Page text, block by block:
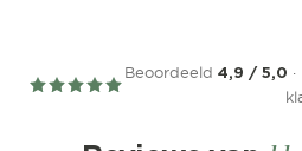
Beoordeeld 4,9 / 5,0 ·